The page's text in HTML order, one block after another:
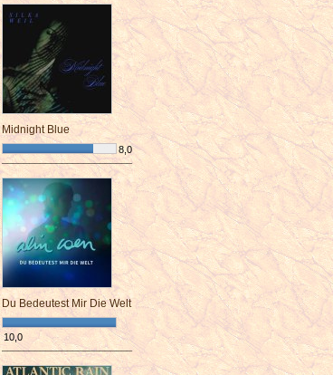
Midnight Blue
8,0
¯¯¯¯¯¯¯¯¯¯¯¯¯¯¯¯¯¯¯¯¯¯¯¯
Du Bedeutest Mir Die Welt
10,0
¯¯¯¯¯¯¯¯¯¯¯¯¯¯¯¯¯¯¯¯¯¯¯¯